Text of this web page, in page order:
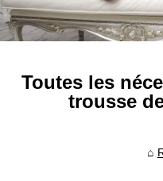
Toutes les
trousse